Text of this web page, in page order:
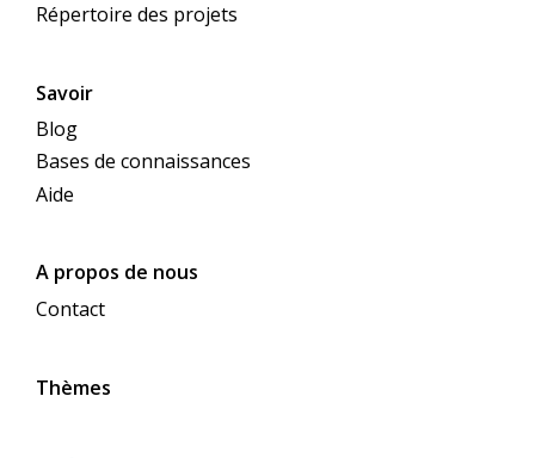
Répertoire des projets
Savoir
Blog
Bases de connaissances
Aide
A propos de nous
Contact
Thèmes